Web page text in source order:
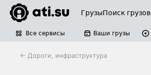
ГрузыПоиск грузов
Все сервисы Ваши грузы
← Дороги, инфраструктура